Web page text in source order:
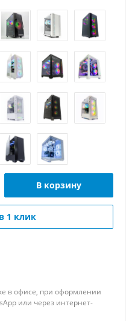
В корзину
1 клик
в офисе, при оформлении
или через интернет-